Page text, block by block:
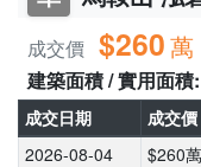
成交價 $260萬
建築面積 / 實用面積:
成交日期 成交價
2026-08-04
$260萬